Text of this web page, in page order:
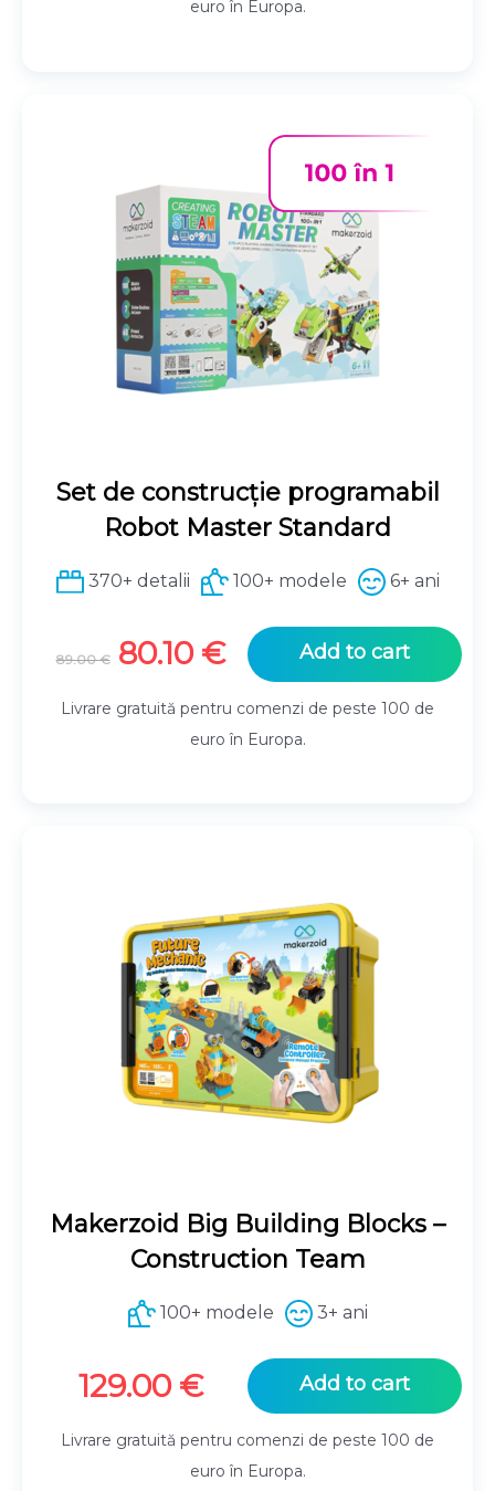
euro în Europa.
Set de construcție programabil
Robot Master Standard
370+ detalii 100+ modele 6+ ani
89.00€ Original
was:
89.00 €.
80.10 €Current
price
is:
80.10 €.
Add to cart
Livrare gratuită pentru comenzi de peste 100 de
euro în Europa.
Makerzoid Big Building Blocks –
Construction Team
100+ modele 3+ ani
129.00 € Add to cart
Livrare gratuită pentru comenzi de peste 100 de
euro în Europa.